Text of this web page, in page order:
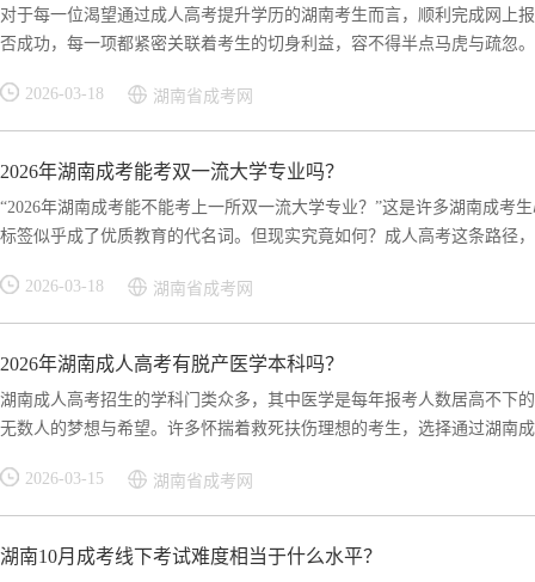
对于每一位渴望通过成人高考提升学历的湖南考生而言，顺利完成网上
否成功，每一项都紧密关联着考生的切身利益，容不得半点马虎与疏忽
2026-03-18 湖南省成考网
2026年湖南成考能考双一流大学专业吗？
“2026年湖南成考能不能考上一所双一流大学专业？”这是许多湖南成考
标签似乎成了优质教育的代名词。但现实究竟如何？成人高考这条路径
2026-03-18 湖南省成考网
2026年湖南成人高考有脱产医学本科吗？
湖南成人高考招生的学科门类众多，其中医学是每年报考人数居高不下
无数人的梦想与希望。许多怀揣着救死扶伤理想的考生，选择通过湖南
2026-03-15 湖南省成考网
湖南10月成考线下考试难度相当于什么水平？